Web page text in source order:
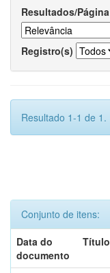
Resultados/Página
Registro(s)
Resultado 1-1 de 1.
Conjunto de itens:
Data do
documento
Título